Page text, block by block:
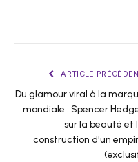
ARTICLE
Du glamour viral à la
mondiale : Spencer
sur la beauté et
construction d'un